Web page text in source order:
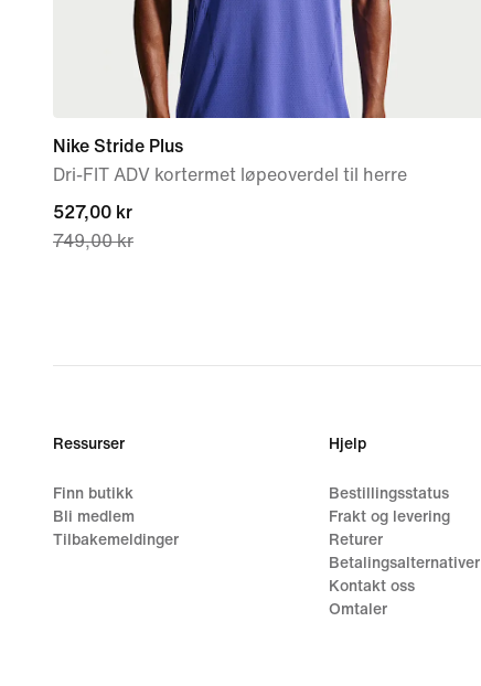
Nike Stride Plus
Dri-FIT ADV kortermet løpeoverdel til herre
current
price
749,00 kr
527,00 kr
749,00 kr
Ressurser
Finn butikk
Bli medlem
Tilbakemeldinger
Hjelp
Bestillingsstatus
Frakt og levering
Returer
Betalingsalternativer
Kontakt oss
Omtaler